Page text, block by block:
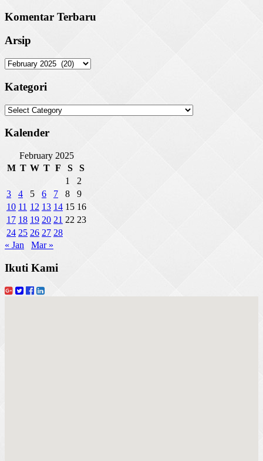
Komentar Terbaru
Arsip
Arsip
Kategori
Kategori
Kalender
February 2025
M T W T F S
S
1
2
3
4 5 6 7 8
9
10 11 12 13 14 15 16
17 18 19 20 21 22 23
24 25 26 27 28
« Jan
Mar »
Ikuti Kami